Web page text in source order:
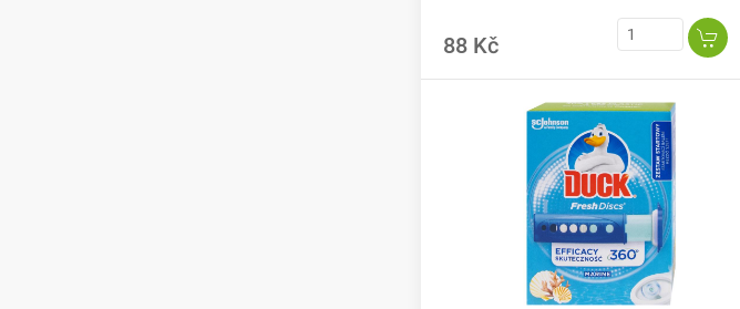
88 Kč